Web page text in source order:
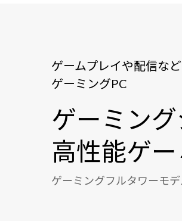
ゲームプレイや配信な
ゲーミングPC
ゲーミング
高性能ゲ
ゲーミングフルタワーモデ